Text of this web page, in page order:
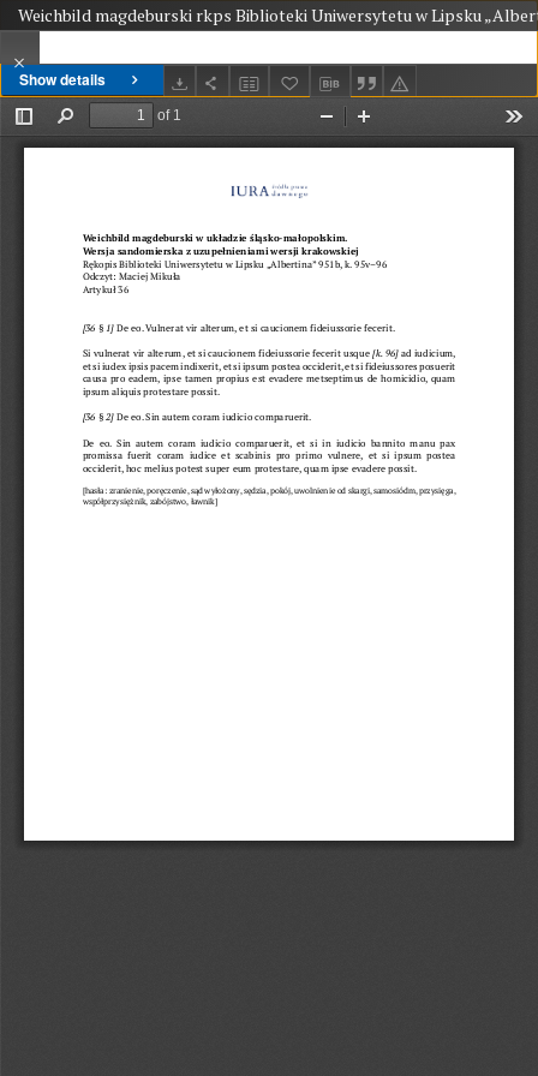
Show details
Weichbild magdeburski rkps Biblioteki Uniwersytetu w Lipsku